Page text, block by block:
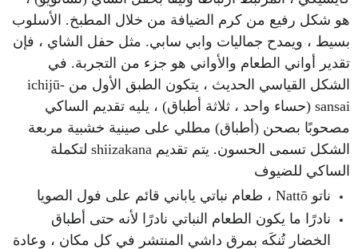
هو شكل رفيع من كرم الضيافة من خلال المطبخ. الأسلوب
بسيط ، ويمدح جماليات وابي سابي. مثل حفل الشاي ، فإن
تقدير أواني الطعام والأواني هو جزء من التجربة. في
الشكل القياسي الحديث ، يتكون الطبق الأول من ichijū-
sansai (حساء واحد ، ثلاثة أطباق) ، يليه تقديم الساكي
مصحوبًا بصحن (أطباق) مطلي على صينية خشبية مربعة
الشكل تسمى الحسون. يتم تقديم shiizakana لتكملة
الساكي للضيوف
ناتو Nattō ، طعام نباتي ياباني قائم على فول الصويا
نادرًا ما يكون الطعام النباتي نادرًا لأنه حتى أطباق
الخضار تُنكَه بمرق داشي المنتشر في كل مكان ، وعادة